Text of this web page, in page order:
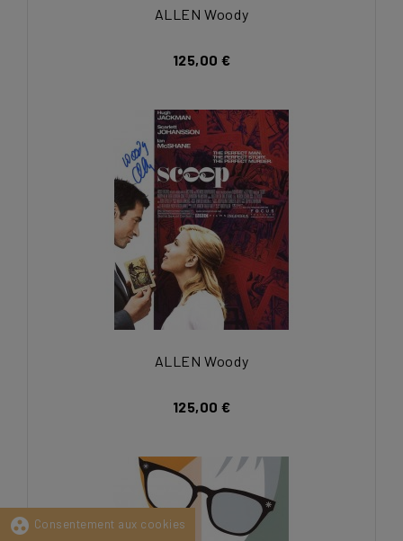
ALLEN Woody
125,00 €
ALLEN Woody
125,00 €
group_work Consentement aux cookies